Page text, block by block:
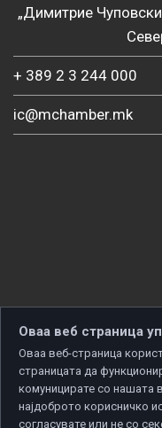
„Димитрие
+ 389 2 3 244 000
ic@mchamber.mk
Оваа веб страница
Оваа веб-страница
страницата да
комуницирате со нашата
најдоброто корисничко
согласувате или не со